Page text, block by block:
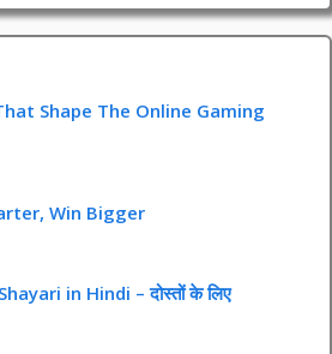
Shape The Online Gaming
Win Bigger
in Hindi – दोस्तों के लिए